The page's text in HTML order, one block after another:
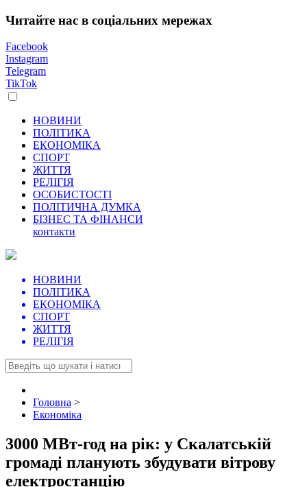
Читайте нас в соціальних мережах
Facebook
Instagram
Telegram
TikTok
НОВИНИ
ПОЛІТИКА
ЕКОНОМІКА
СПОРТ
ЖИТТЯ
РЕЛІГІЯ
ОСОБИСТОСТІ
ПОЛІТИЧНА ДУМКА
БІЗНЕС ТА ФІНАНСИ
контакти
НОВИНИ
ПОЛІТИКА
ЕКОНОМІКА
СПОРТ
ЖИТТЯ
РЕЛІГІЯ
Головна >
Економіка
3000 МВт-год на рік: у Скалатській
громаді планують збудувати вітрову
електростанцію